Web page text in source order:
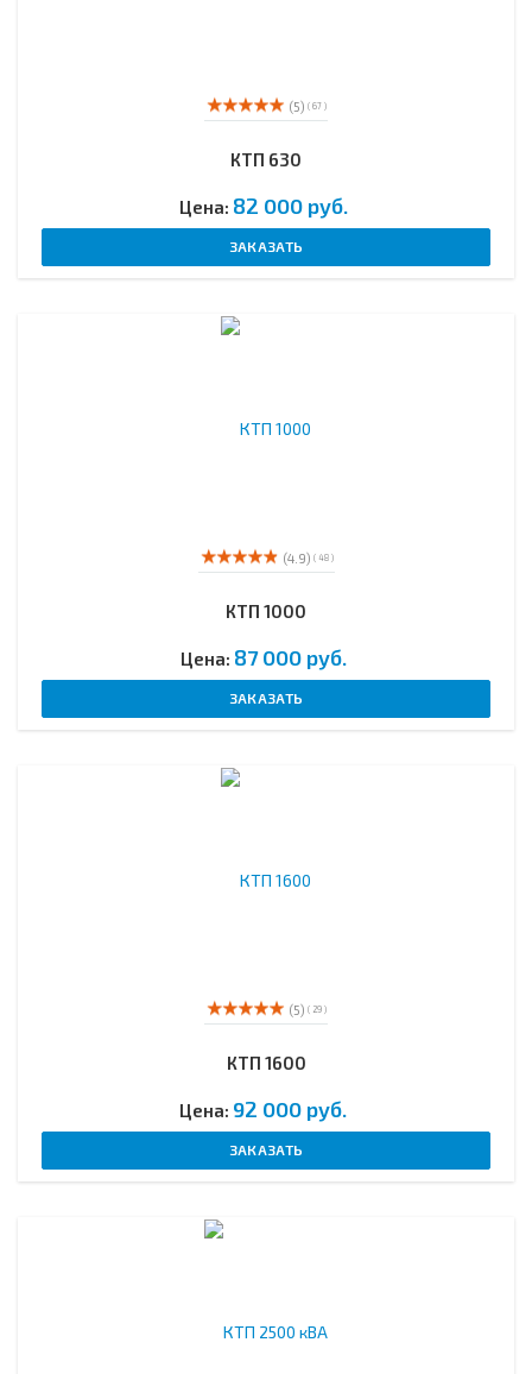
(5) ( 67 )
КТП 630
Цена: 82 000 руб.
ЗАКАЗАТЬ
(4.9) ( 48 )
КТП 1000
Цена: 87 000 руб.
ЗАКАЗАТЬ
(5) ( 29 )
КТП 1600
Цена: 92 000 руб.
ЗАКАЗАТЬ